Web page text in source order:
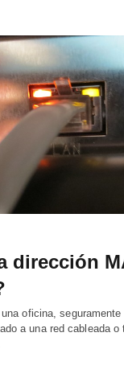
dirección
oficina, seguramente
a una red cableada o